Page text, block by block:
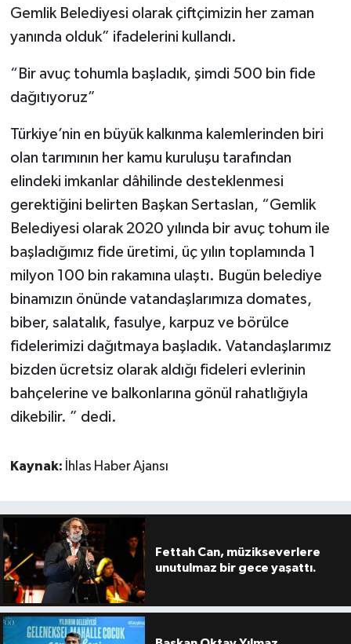
Gemlik Belediyesi olarak çiftçimizin her zaman
yanında olduk” ifadelerini kullandı.
“Bir avuç tohumla başladık, şimdi 500 bin fide
dağıtıyoruz”
Türkiye’nin en büyük kalkınma kalemlerinden biri
olan tarımının her kamu kuruluşu tarafından
elindeki imkanlar dâhilinde desteklenmesi
gerektiğini belirten Başkan Sertaslan, “Gemlik
Belediyesi olarak 2020 yılında bir avuç tohum ile
başladığımız fide üretimi, üç yılın toplamında 1
milyon 100 bin rakamına ulaştı. Bugün belediye
binamızın önünde vatandaşlarımıza domates,
biber, salatalık, fasulye, karpuz ve börülce
fidelerimizi dağıtmaya başladık. Vatandaşlarımız
bizden ücretsiz olarak aldığı fideleri evlerinin
bahçelerine ve balkonlarına gönül rahatlığıyla
dikebilir. ” dedi.
Kaynak: İhlas Haber Ajansı
Fettah Can, müzikseverlere
unutulmaz bir gece yaşattı.